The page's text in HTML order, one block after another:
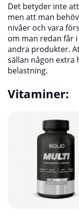
Det betyder inte
men att man
nivåer och vara
om man redan får
andra produkter.
sällan någon extra
belastning.
Vitaminer: